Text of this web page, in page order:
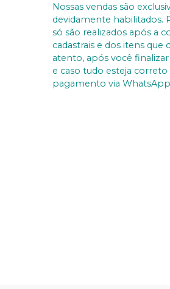
Nossas vendas são
devidamente habilitados.
só são realizados após a
cadastrais e dos itens
atento, após você
e caso tudo esteja
pagamento via